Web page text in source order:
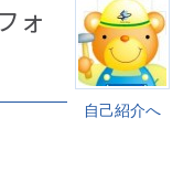
自己紹介へ
ォ